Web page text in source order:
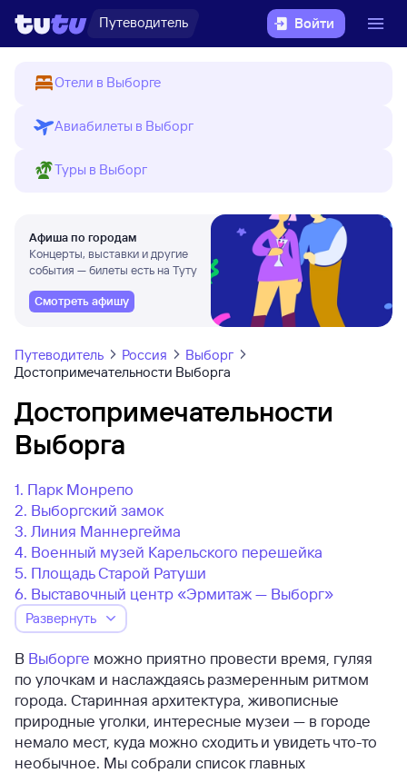
Путеводитель Войти
Отели в Выборге
Авиабилеты в Выборг
Туры в Выборг
Афиша по городам
Концерты, выставки и другие
события — билеты есть на Туту
Смотреть афишу
Путеводитель Россия
Выборг
Достопримечательности Выборга
Достопримечательности
Выборга
1. Парк Монрепо
2. Выборгский замок
3. Линия Маннергейма
4. Военный музей Карельского перешейка
5. Площадь Старой Ратуши
6. Выставочный центр «Эрмитаж — Выборг»
Развернуть
В Выборге можно приятно провести время, гуляя
по улочкам и наслаждаясь размеренным ритмом
города. Старинная архитектура, живописные
природные уголки, интересные музеи — в городе
немало мест, куда можно сходить и увидеть что-то
необычное. Мы собрали список главных